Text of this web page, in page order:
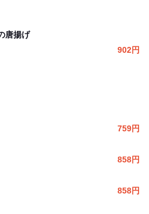
唐揚げ
902円
759円
858円
858円